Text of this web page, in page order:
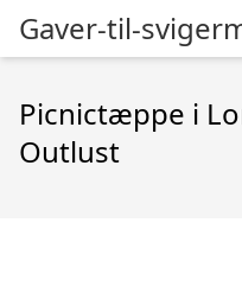
Gaver-til-
Picnictæppe i
Outlust